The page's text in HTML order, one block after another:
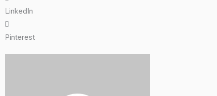
LinkedIn
Pinterest